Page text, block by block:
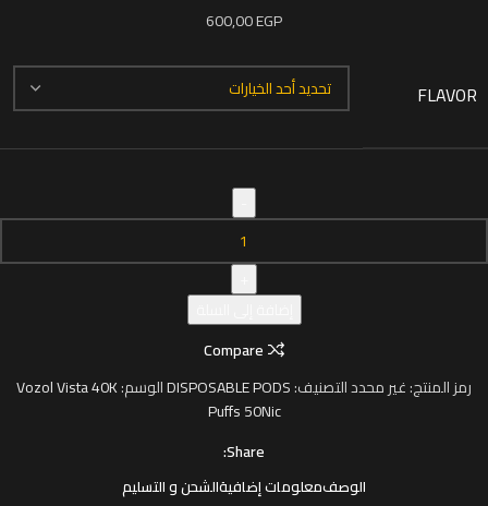
600,00EGP
FLAVOR
Compare
رمز المنتج:غير محددالتصنيف:DISPOSABLE PODSالوسم:Vozol Vista 40K
Puffs 50Nic
Share:
الوصفمعلومات إضافيةالشحن و التسليم